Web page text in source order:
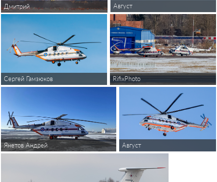
Дмитрий Август
Сергей Гамзюков RifixPhoto
Янетов Андрей Август